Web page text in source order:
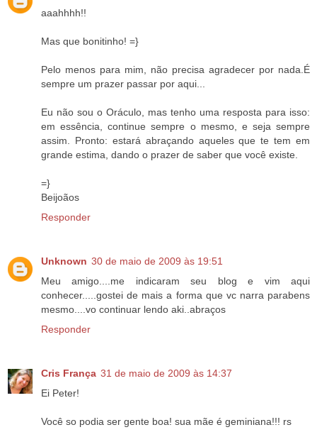
aaahhhh!!
Mas que bonitinho! =}
Pelo menos para mim, não precisa agradecer por nada.É
sempre um prazer passar por aqui...
Eu não sou o Oráculo, mas tenho uma resposta para isso:
em essência, continue sempre o mesmo, e seja sempre
assim. Pronto: estará abraçando aqueles que te tem em
grande estima, dando o prazer de saber que você existe.
=}
Beijoãos
Responder
Unknown 30 de maio de 2009 às 19:51
Meu amigo....me indicaram seu blog e vim aqui
conhecer.....gostei de mais a forma que vc narra parabens
mesmo....vo continuar lendo aki..abraços
Responder
Cris França 31 de maio de 2009 às 14:37
Ei Peter!
Você so podia ser gente boa! sua mãe é geminiana!!! rs